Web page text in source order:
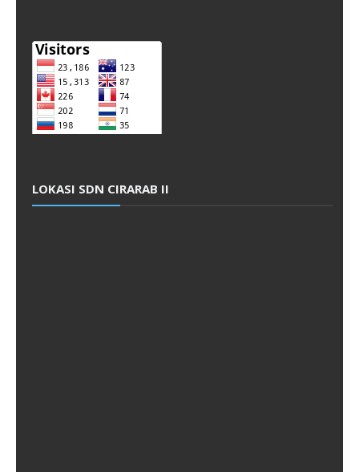
LOKASI SDN CIRARAB II